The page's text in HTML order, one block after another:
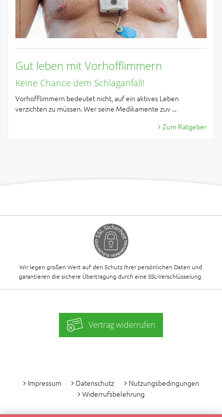
Gut leben mit Vorhofflimmern
Keine Chance dem Schlaganfall!
Vorhofflimmern bedeutet nicht, auf ein aktives Leben
verzichten zu müssen. Wer seine Medikamente zuv ...
Zum Ratgeber
Wir legen großen Wert auf den Schutz Ihrer persönlichen Daten und
garantieren die sichere Übertragung durch eine SSL-Verschlüsselung.
Vertrag widerrufen
Impressum Datenschutz
Nutzungsbedingungen
Widerrufsbelehrung